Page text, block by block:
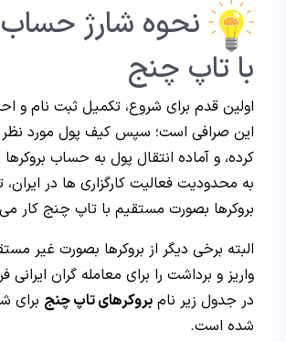
نحوه شارژ
با تاپ چنج
اولین قدم برای شروع، تکمیل ثبت نام و
این صرافی است؛ سپس کیف پول مورد نظر
کرده، و آماده انتقال پول به حساب
به محدودیت فعالیت کارگزاری ها در ایران،
بروکرها بصورت مستقیم با تاپ چنج کار
البته برخی دیگر از بروکرها بصورت غیر
واریز و برداشت را برای معامله گران ایرانی
در جدول زیر نام بروکرهای تاپ چنج برای
شده است.